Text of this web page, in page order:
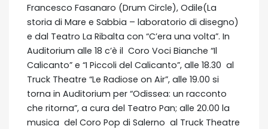
Francesco Fasanaro (Drum Circle), Odile(La
storia di Mare e Sabbia – laboratorio di disegno)
e dal Teatro La Ribalta con “C’era una volta”. In
Auditorium alle 18 c’è il Coro Voci Bianche “Il
Calicanto” e “I Piccoli del Calicanto”, alle 18.30 al
Truck Theatre “Le Radiose on Air”, alle 19.00 si
torna in Auditorium per “Odissea: un racconto
che ritorna”, a cura del Teatro Pan; alle 20.00 la
musica del Coro Pop di Salerno al Truck Theatre